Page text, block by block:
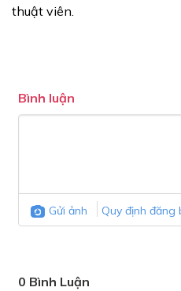
thuật viên.
Bình luận
Gửi ảnh Quy định đăng
0 Bình Luận